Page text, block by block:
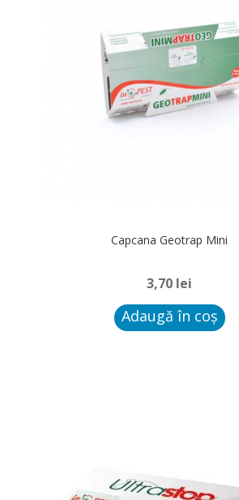
Capcana Geotrap Mini
3,70 lei
Adaugă în coș